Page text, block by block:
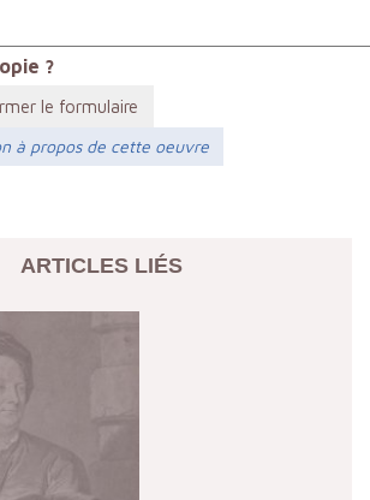
?
le formulaire
à propos de cette oeuvre
ARTICLES LIÉS